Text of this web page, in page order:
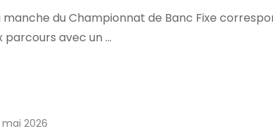
du Championnat de Banc Fixe
parcours avec un …
mai 2026